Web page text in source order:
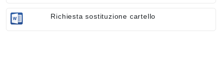
Richiesta sostituzione cartello